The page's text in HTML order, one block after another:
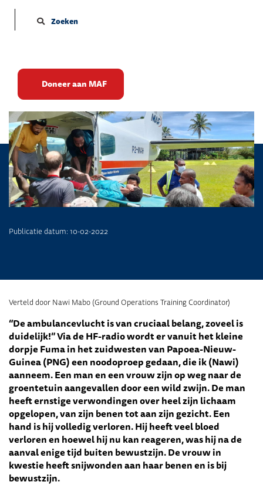
Zoeken
Doneer aan MAF
Aanval door een wild zwijn
Publicatie datum: 10-02-2022
Verteld door Nawi Mabo (Ground Operations Training Coordinator)
“De ambulancevlucht is van cruciaal belang, zoveel is
duidelijk!” Via de HF-radio wordt er vanuit het kleine
dorpje Fuma in het zuidwesten van Papoea-Nieuw-
Guinea (PNG) een noodoproep gedaan, die ik (Nawi)
aanneem. Een man en een vrouw zijn op weg naar de
groentetuin aangevallen door een wild zwijn. De man
heeft ernstige verwondingen over heel zijn lichaam
opgelopen, van zijn benen tot aan zijn gezicht. Een
hand is hij volledig verloren. Hij heeft veel bloed
verloren en hoewel hij nu kan reageren, was hij na de
aanval enige tijd buiten bewustzijn. De vrouw in
kwestie heeft snijwonden aan haar benen en is bij
bewustzijn.